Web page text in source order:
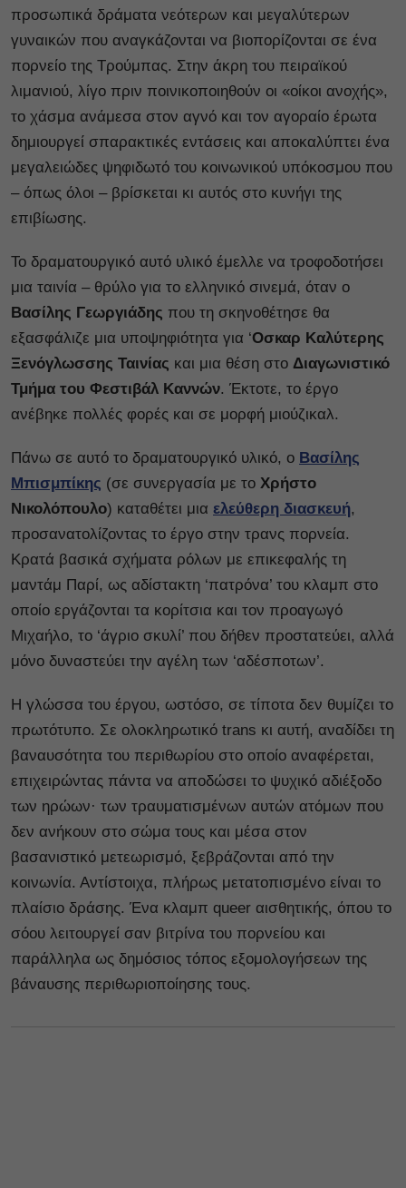
προσωπικά δράματα νεότερων και μεγαλύτερων
γυναικών που αναγκάζονται να βιοπορίζονται σε ένα
πορνείο της Τρούμπας. Στην άκρη του πειραϊκού
λιμανιού, λίγο πριν ποινικοποιηθούν οι «οίκοι ανοχής»,
το χάσμα ανάμεσα στον αγνό και τον αγοραίο έρωτα
δημιουργεί σπαρακτικές εντάσεις και αποκαλύπτει ένα
μεγαλειώδες ψηφιδωτό του κοινωνικού υπόκοσμου που
– όπως όλοι – βρίσκεται κι αυτός στο κυνήγι της
επιβίωσης.
Το δραματουργικό αυτό υλικό έμελλε να τροφοδοτήσει
μια ταινία – θρύλο για το ελληνικό σινεμά, όταν ο
Βασίλης Γεωργιάδης που τη σκηνοθέτησε θα
εξασφάλιζε μια υποψηφιότητα για ‘Οσκαρ Καλύτερης
Ξενόγλωσσης Ταινίας και μια θέση στο Διαγωνιστικό
Τμήμα του Φεστιβάλ Καννών. Έκτοτε, το έργο
ανέβηκε πολλές φορές και σε μορφή μιούζικαλ.
Πάνω σε αυτό το δραματουργικό υλικό, ο Βασίλης
Μπισμπίκης (σε συνεργασία με το Χρήστο
Νικολόπουλο) καταθέτει μια ελεύθερη διασκευή,
προσανατολίζοντας το έργο στην τρανς πορνεία.
Κρατά βασικά σχήματα ρόλων με επικεφαλής τη
μαντάμ Παρί, ως αδίστακτη ‘πατρόνα’ του κλαμπ στο
οποίο εργάζονται τα κορίτσια και τον προαγωγό
Μιχαήλο, το ‘άγριο σκυλί’ που δήθεν προστατεύει, αλλά
μόνο δυναστεύει την αγέλη των ‘αδέσποτων’.
Η γλώσσα του έργου, ωστόσο, σε τίποτα δεν θυμίζει το
πρωτότυπο. Σε ολοκληρωτικό trans κι αυτή, αναδίδει τη
βαναυσότητα του περιθωρίου στο οποίο αναφέρεται,
επιχειρώντας πάντα να αποδώσει το ψυχικό αδιέξοδο
των ηρώων· των τραυματισμένων αυτών ατόμων που
δεν ανήκουν στο σώμα τους και μέσα στον
βασανιστικό μετεωρισμό, ξεβράζονται από την
κοινωνία. Αντίστοιχα, πλήρως μετατοπισμένο είναι το
πλαίσιο δράσης. Ένα κλαμπ queer αισθητικής, όπου το
σόου λειτουργεί σαν βιτρίνα του πορνείου και
παράλληλα ως δημόσιος τόπος εξομολογήσεων της
βάναυσης περιθωριοποίησης τους.